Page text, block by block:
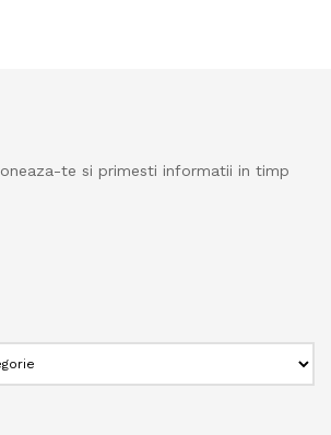
te si primesti informatii in timp